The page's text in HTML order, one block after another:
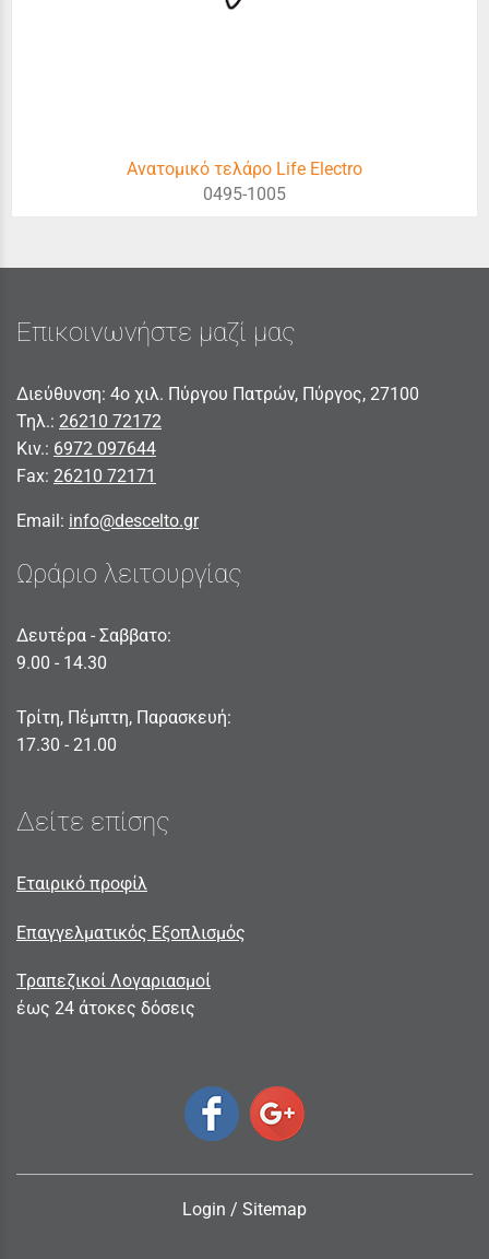
Ανατομικό τελάρο Life Electro
0495-1005
Επικοινωνήστε μαζί μας
Διεύθυνση: 4ο χιλ. Πύργου Πατρών, Πύργος, 27100
Τηλ.: 26210 72172
Κιν.: 6972 097644
Fax: 26210 72171
Email: info@descelto.gr
Ωράριο λειτουργίας
Δευτέρα - Σαββατο:
9.00 - 14.30
Τρίτη, Πέμπτη, Παρασκευή:
17.30 - 21.00
Δείτε επίσης
Εταιρικό προφίλ
Επαγγελματικός Εξοπλισμός
Τραπεζικοί Λογαριασμοί
έως 24 άτοκες δόσεις
Login / Sitemap